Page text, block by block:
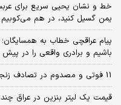
خط و نشان یحیی سریع برای
یمن گسیل کنید، در هم می‌کوبیم
پیام عراقچی خطاب به
باشیم و برادری واقعی را در پیش
11 فوتی و مصدوم در تصادف زنجیره‌ای در جاده سلماس - ارومیه + جزئیات
قیمت یک لیتر بنزین در عراق